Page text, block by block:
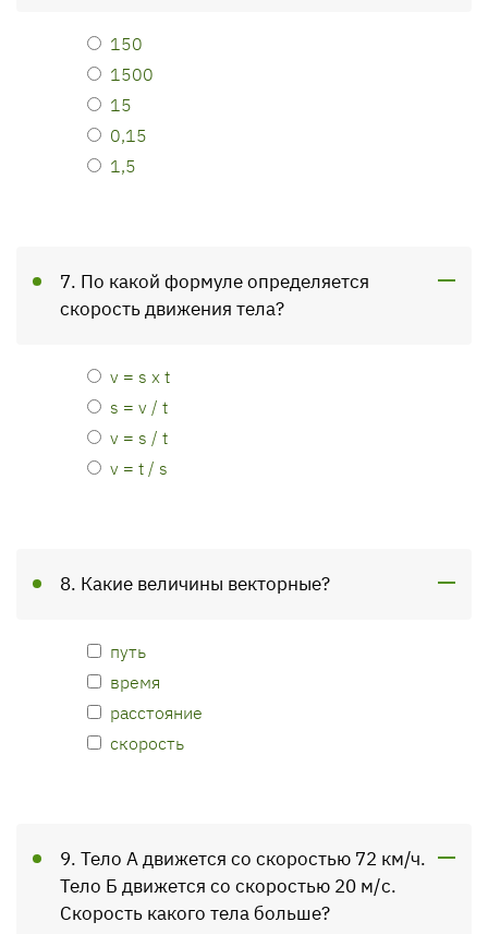
150
1500
15
0,15
1,5
7. По какой формуле определяется
скорость движения тела?
v = s x t
s = v / t
v = s / t
v = t / s
8. Какие величины векторные?
путь
время
расстояние
скорость
9. Тело А движется со скоростью 72 км/ч.
Тело Б движется со скоростью 20 м/с.
Скорость какого тела больше?